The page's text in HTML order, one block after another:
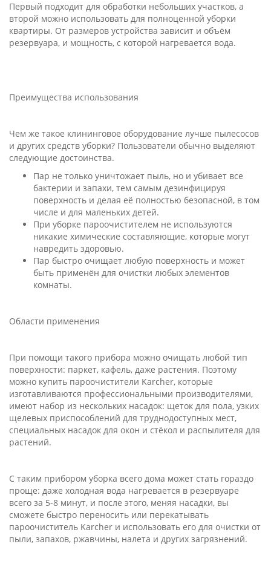
Первый подходит для обработки небольших участков, а
второй можно использовать для полноценной уборки
квартиры. От размеров устройства зависит и объём
резервуара, и мощность, с которой нагревается вода.
Преимущества использования
Чем же такое клининговое оборудование лучше пылесосов
и других средств уборки? Пользователи обычно выделяют
следующие достоинства.
Пар не только уничтожает пыль, но и убивает все
бактерии и запахи, тем самым дезинфицируя
поверхность и делая её полностью безопасной, в том
числе и для маленьких детей.
При уборке пароочистителем не используются
никакие химические составляющие, которые могут
навредить здоровью.
Пар быстро очищает любую поверхность и может
быть применён для очистки любых элементов
комнаты.
Области применения
При помощи такого прибора можно очищать любой тип
поверхности: паркет, кафель, даже растения. Поэтому
можно купить пароочистители Karcher, которые
изготавливаются профессиональными производителями,
имеют набор из нескольких насадок: щеток для пола, узких
щелевых приспособлений для труднодоступных мест,
специальных насадок для окон и стёкол и распылителя для
растений.
С таким прибором уборка всего дома может стать гораздо
проще: даже холодная вода нагревается в резервуаре
всего за 5-8 минут, и после этого, меняя насадки, вы
сможете быстро переносить или перекатывать
пароочиститель Karcher и использовать его для очистки от
пыли, запахов, ржавчины, налета и других загрязнений.